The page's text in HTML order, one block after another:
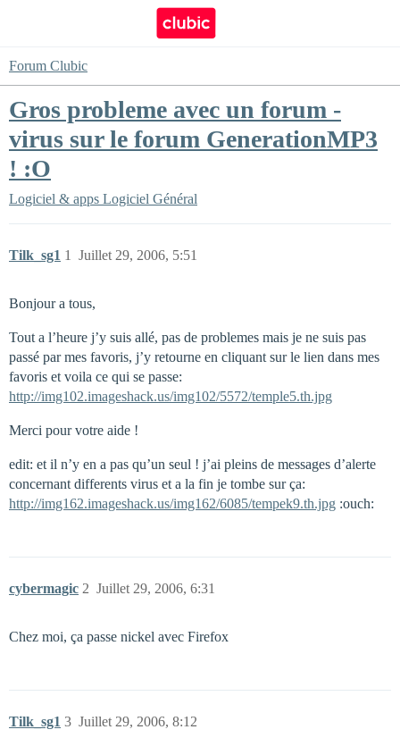
Forum Clubic
Gros probleme avec un forum -
virus sur le forum GenerationMP3
! :O
Logiciel & apps Logiciel Général
Tilk_sg1 Juillet 29, 2006, 5:51
1
Bonjour a tous,
Tout a l’heure j’y suis allé, pas de problemes mais je ne suis pas
passé par mes favoris, j’y retourne en cliquant sur le lien dans mes
favoris et voila ce qui se passe:
http://img102.imageshack.us/img102/5572/temple5.th.jpg
Merci pour votre aide !
edit: et il n’y en a pas qu’un seul ! j’ai pleins de messages d’alerte
concernant differents virus et a la fin je tombe sur ça:
http://img162.imageshack.us/img162/6085/tempek9.th.jpg :ouch:
cybermagic Juillet 29, 2006, 6:31
2
Chez moi, ça passe nickel avec Firefox
Tilk_sg1 Juillet 29, 2006, 8:12
3